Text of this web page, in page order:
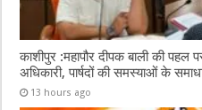
काशीपुर :महापौर दीपक बाली की पहल
अधिकारी, पार्षदों की समस्याओं के
13 hours ago